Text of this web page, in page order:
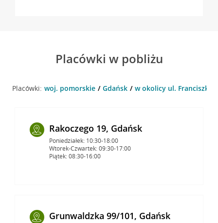
Placówki w pobliżu
Placówki: woj. pomorskie Gdańsk w okolicy ul. Franciszka
Rakoczego 19, Gdańsk
Poniedziałek: 10:30-18:00
Wtorek-Czwartek: 09:30-17:00
Piątek: 08:30-16:00
Grunwaldzka 99/101, Gdańsk